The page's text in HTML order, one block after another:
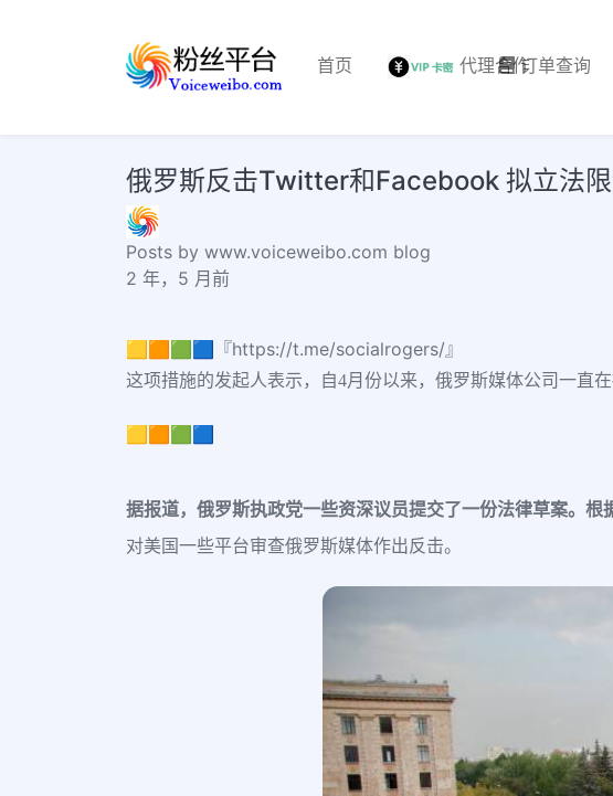
首页 代理合作订单查询
俄罗斯反击Twitter和Facebook 拟立法
Posts by www.voiceweibo.com blog
2 年，5 月前
🟨🟧🟩🟦『https://t.me/socialrogers/』
这项措施的发起人表示，自4月份以来，俄罗斯媒体公司一直在
🟨🟧🟩🟦
据报道， 俄罗斯执政党一些资深议员提交了一份法律草案。根
对美国一些平台审查俄罗斯媒体作出反击。